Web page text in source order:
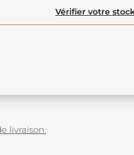
Vérifier votre
livraison.